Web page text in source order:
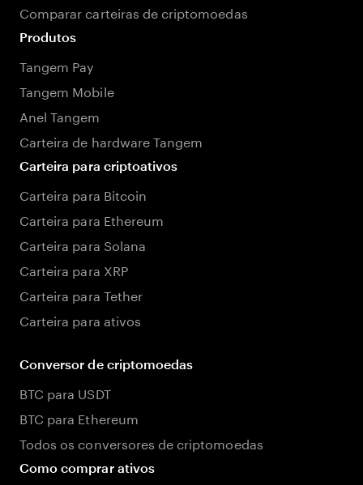
Comparar carteiras de criptomoedas
Produtos
Tangem Pay
Tangem Mobile
Anel Tangem
Carteira de hardware Tangem
Carteira para criptoativos
Carteira para Bitcoin
Carteira para Ethereum
Carteira para Solana
Carteira para XRP
Carteira para Tether
Carteira para ativos
Conversor de criptomoedas
BTC para USDT
BTC para Ethereum
Todos os conversores de criptomoedas
Como comprar ativos